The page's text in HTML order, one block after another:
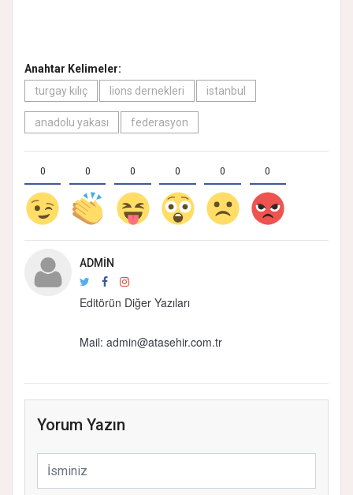
Anahtar Kelimeler:
turgay kılıç
lions dernekleri istanbul
anadolu yakası federasyon
0 0 0 0 0 0
ADMIN
Editörün Diğer Yazıları
Mail: admin@atasehir.com.tr
Yorum Yazın